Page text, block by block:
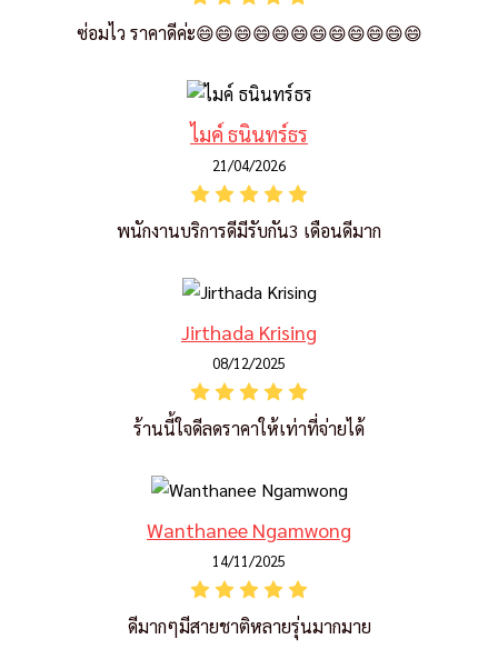
ซ่อมไว ราคาดีค่ะ😄😄😄😄😄😄😄😄😄😄😄😄
ไมค์ ธนินทร์ธร
21/04/2026
พนักงานบริการดีมีรับกัน3 เดือนดีมาก
Jirthada Krising
08/12/2025
ร้านนี้ใจดีลดราคาให้เท่าที่จ่ายได้
Wanthanee Ngamwong
14/11/2025
ดีมากๆมีสายชาติหลายรุ่นมากมาย